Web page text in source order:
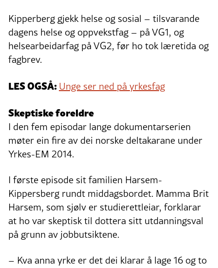
Kipperberg gjekk helse og sosial – tilsvarande
dagens helse og oppvekstfag – på VG1, og
helsearbeidarfag på VG2, før ho tok læretida og
fagbrev.
LES OGSÅ:Unge ser ned på yrkesfag
Skeptiske foreldre
I den fem episodar lange dokumentarserien
møter ein fire av dei norske deltakarane under
Yrkes-EM 2014.
I første episode sit familien Harsem-
Kippersberg rundt middagsbordet. Mamma Brit
Harsem, som sjølv er studierettleiar, forklarar
at ho var skeptisk til dottera sitt utdanningsval
på grunn av jobbutsiktene.
– Kva anna yrke er det dei klarar å lage 16 og to